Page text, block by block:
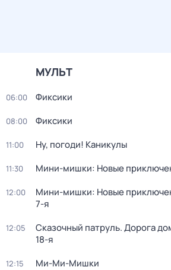
МУЛЬТ
06:00 Фиксики
08:00 Фиксики
11:00 Ну, погоди! Каникулы
11:30 Мини-мишки: Новые
12:00 Мини-мишки: Новые
7-я
12:05 Сказочный патруль. Дорога
18-я
12:15 Ми-Ми-Мишки